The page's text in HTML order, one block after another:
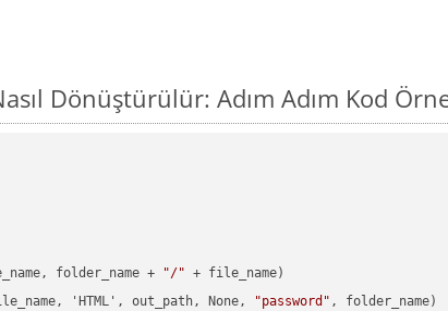
Dönüştürülür: Adım Adım Kod
folder_name + "/" + file_name)
'HTML', out_path, None,
"password" , folder_name)